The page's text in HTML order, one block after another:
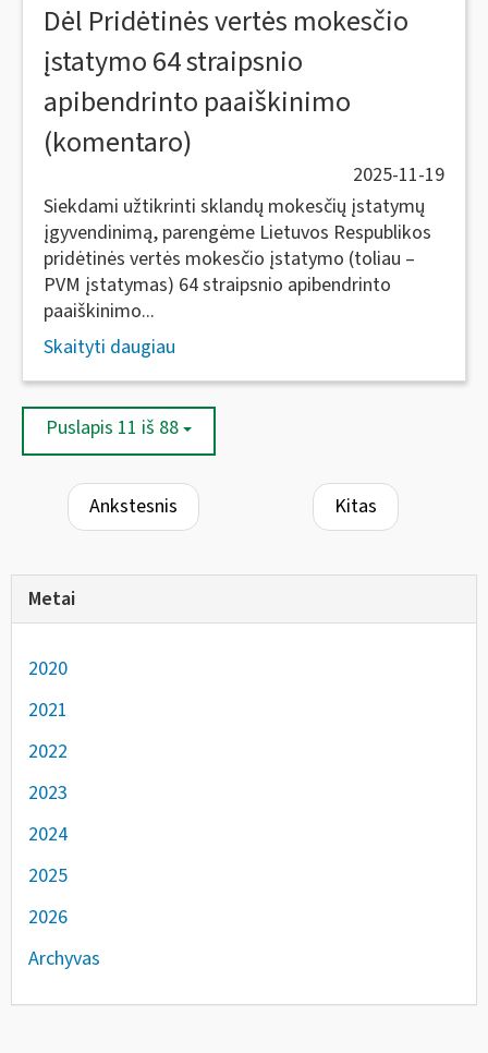
Dėl Pridėtinės vertės mokesčio
įstatymo 64 straipsnio
apibendrinto paaiškinimo
(komentaro)
2025-11-19
Siekdami užtikrinti sklandų mokesčių įstatymų
įgyvendinimą, parengėme Lietuvos Respublikos
pridėtinės vertės mokesčio įstatymo (toliau –
PVM įstatymas) 64 straipsnio apibendrinto
paaiškinimo...
Skaityti daugiau
Puslapis 11 iš 88
Ankstesnis Kitas
Metai
2020
2021
2022
2023
2024
2025
2026
Archyvas